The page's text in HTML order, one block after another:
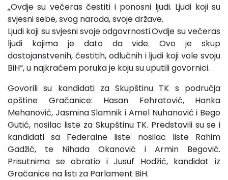
„Ovdje su večeras čestiti i ponosni ljudi. Ljudi koji su
svjesni sebe, svog naroda, svoje države.
Ljudi koji su svjesni svoje odgovrnosti.Ovdje su večeras
ljudi kojima je dato da vide. Ovo je skup
dostojanstvenih, čestitih, odlučnih i ljudi koji vole svoju
BiH“, u najkraćem poruka je koju su uputili govornici.
Govorili su kandidati za Skupštinu TK s područja
opštine Gračanice: Hasan Fehratović, Hanka
Mehanović, Jasmina Slamnik i Amel Nuhanović i Bego
Gutić, nosilac liste za Skupštinu TK. Predstavili su se i
kandidati sa Federalne liste: nosilac liste Rahim
Gadžić, te Nihada Okanović i Armin Begović.
Prisutnima se obratio i Jusuf Hodžić, kandidat iz
Gračanice na listi za Parlament BiH.